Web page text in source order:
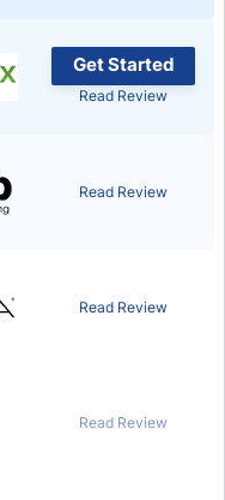
Get Started
Read Review
Read Review
Read Review
Read Review